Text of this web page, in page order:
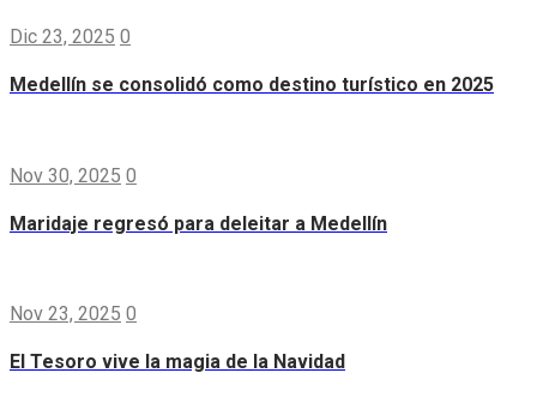
Dic 23, 2025 0
Medellín se consolidó como destino turístico en 2025
Nov 30, 2025 0
Maridaje regresó para deleitar a Medellín
Nov 23, 2025 0
El Tesoro vive la magia de la Navidad